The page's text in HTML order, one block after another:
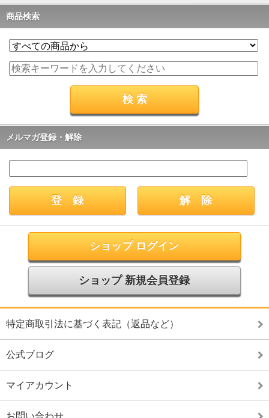
商品検索
メルマガ登録・解除
ショップ ログイン
ショップ 新規会員登録
特定商取引法に基づく表記（返品など）
公式ブログ
マイアカウント
お問い合わせ